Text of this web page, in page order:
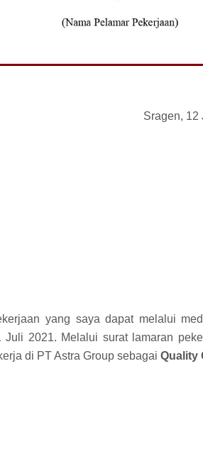
Sragen, 12
yang saya dapat melalui
2021. Melalui surat lamaran
di PT Astra Group sebagai Quality